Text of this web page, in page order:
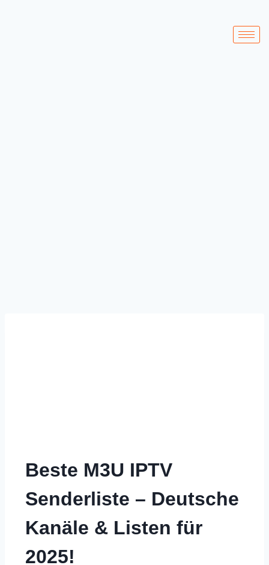
Beste M3U IPTV
Senderliste – Deutsche
Kanäle & Listen für
2025!